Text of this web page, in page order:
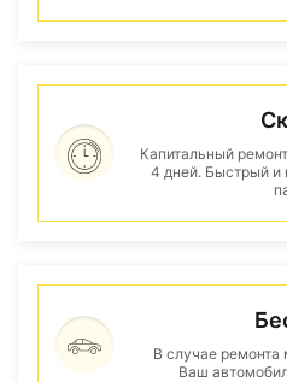
Капитальный
4 дней. Быстрый и
В случае ремонта
Ваш